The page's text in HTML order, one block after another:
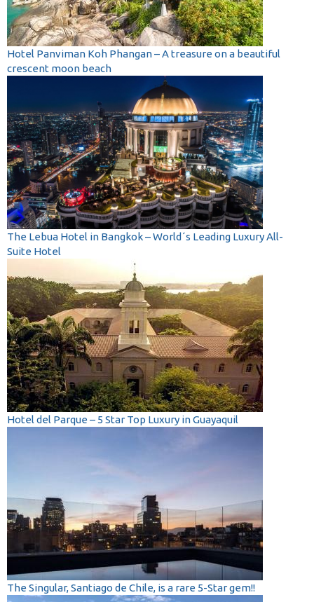
Hotel Panviman Koh Phangan – A treasure on a beautiful
crescent moon beach
The Lebua Hotel in Bangkok – World´s Leading Luxury All-
Suite Hotel
Hotel del Parque – 5 Star Top Luxury in Guayaquil
The Singular, Santiago de Chile, is a rare 5-Star gem!!